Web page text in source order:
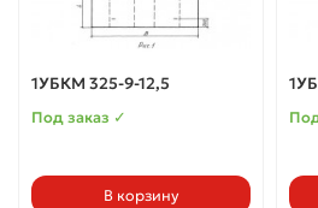
1УБКМ 325-9-12,5
Под заказ ✓
В корзину